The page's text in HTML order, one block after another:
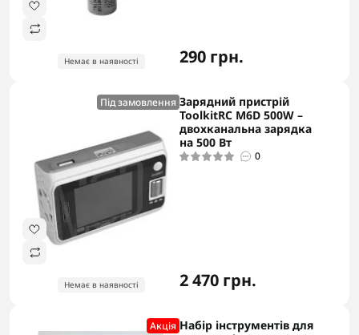
Немає в наявності 290 грн.
Під замовлення
Немає в наявності
Зарядний пристрій
ToolkitRC M6D 500W –
двохканальна зарядка
на 500 Вт
0
2 470 грн.
Акцiя Набір інструментів для